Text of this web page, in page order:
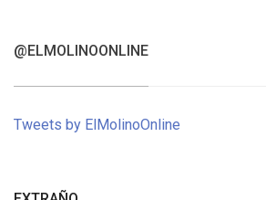
@ELMOLINOONLINE
Tweets by ElMolinoOnline